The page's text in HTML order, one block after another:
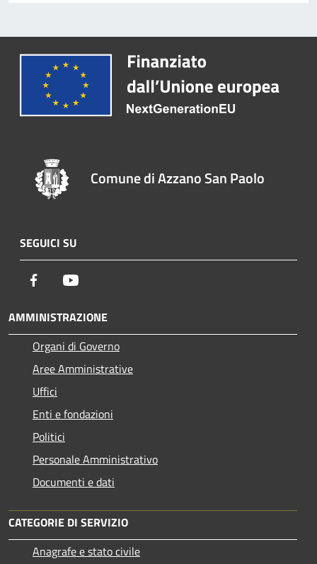
Comune di Azzano San Paolo
SEGUICI SU
Facebook
AMMINISTRAZIONE
Organi di Governo
Aree Amministrative
Uffici
Enti e fondazioni
Politici
Personale Amministrativo
Documenti e dati
CATEGORIE DI SERVIZIO
Anagrafe e stato civile